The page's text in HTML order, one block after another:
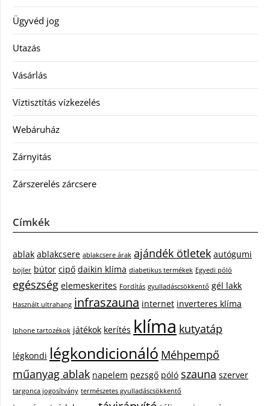
Ügyvéd jog
Utazás
Vásárlás
Víztisztítás vízkezelés
Webáruház
Zárnyitás
Zárszerelés zárcsere
Címkék
ablak ablakcsere ablakcsere árak ajándék ötletek autógumi
bojler bútor cipő daikin klíma diabetikus termékek Egyedi póló
egészség elemeskerites Fordítás gyulladáscsökkentő gél lakk
Használt ultrahang infraszauna internet inverteres klíma
Iphone tartozékok játékok kerítés klíma kutyatáp
légkondi légkondicionáló Méhpempő
műanyag ablak napelem pezsgő póló szauna szerver
targonca jogosítvány természetes gyulladáscsökkentő